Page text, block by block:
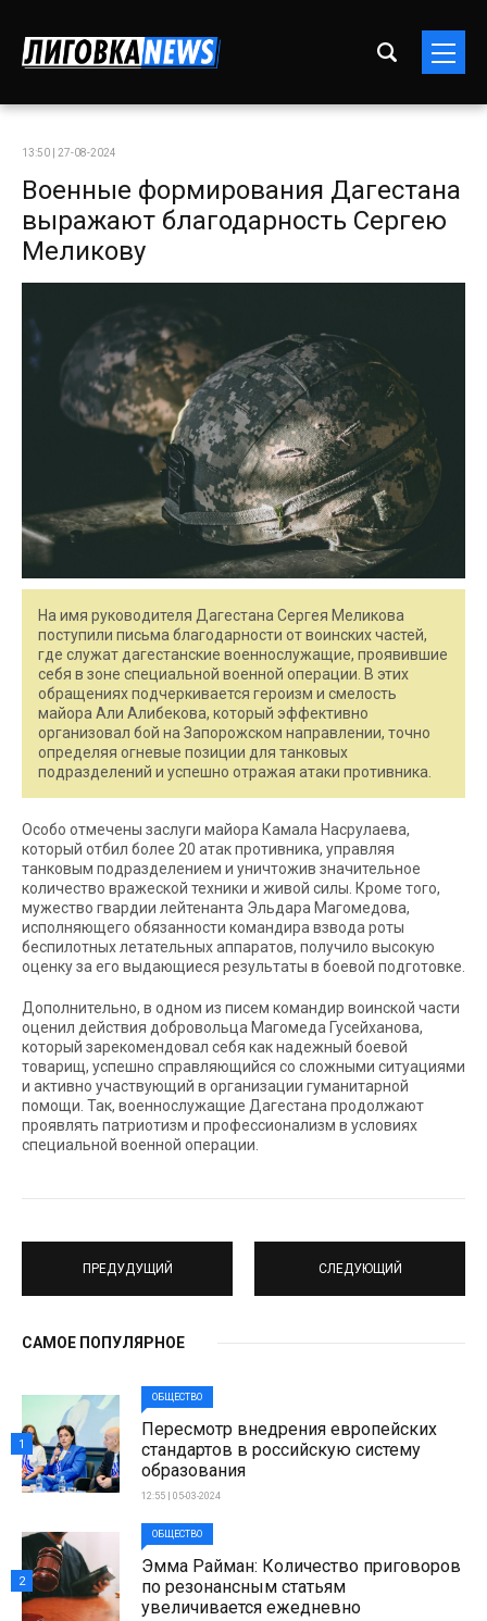
13:50 | 27-08-2024
Военные формирования Дагестана
выражают благодарность Сергею
Меликову
На имя руководителя Дагестана Сергея Меликова
поступили письма благодарности от воинских частей,
где служат дагестанские военнослужащие, проявившие
себя в зоне специальной военной операции. В этих
обращениях подчеркивается героизм и смелость
майора Али Алибекова, который эффективно
организовал бой на Запорожском направлении, точно
определяя огневые позиции для танковых
подразделений и успешно отражая атаки противника.
Особо отмечены заслуги майора Камала Насрулаева,
который отбил более 20 атак противника, управляя
танковым подразделением и уничтожив значительное
количество вражеской техники и живой силы. Кроме того,
мужество гвардии лейтенанта Эльдара Магомедова,
исполняющего обязанности командира взвода роты
беспилотных летательных аппаратов, получило высокую
оценку за его выдающиеся результаты в боевой подготовке.
Дополнительно, в одном из писем командир воинской части
оценил действия добровольца Магомеда Гусейханова,
который зарекомендовал себя как надежный боевой
товарищ, успешно справляющийся со сложными ситуациями
и активно участвующий в организации гуманитарной
помощи. Так, военнослужащие Дагестана продолжают
проявлять патриотизм и профессионализм в условиях
специальной военной операции.
ПРЕДУДУЩИЙ СЛЕДУЮЩИЙ
САМОЕ ПОПУЛЯРНОЕ
ОБЩЕСТВО
Пересмотр внедрения европейских
стандартов в российскую систему
образования
12:55 | 05-03-2024
1
ОБЩЕСТВО
Эмма Райман: Количество приговоров
по резонансным статьям
увеличивается ежедневно
2